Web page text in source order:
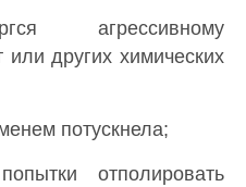
агрессивному
или других химических
потускнела;
отполировать